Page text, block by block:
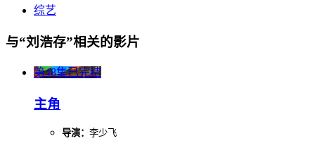
综艺
与“刘浩存”相关的影片
第48集已完结
主角
导演： 李少飞